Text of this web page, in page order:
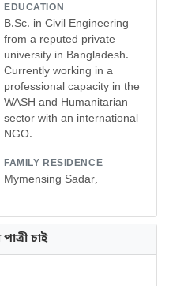
EDUCATION
B.Sc. in Civil Engineering
from a reputed private
university in Bangladesh.
Currently working in a
professional capacity in the
WASH and Humanitarian
sector with an international
NGO.
FAMILY RESIDENCE
Mymensing Sadar,
চাই